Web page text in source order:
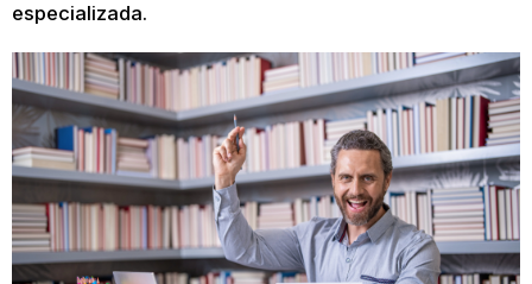
especializada.